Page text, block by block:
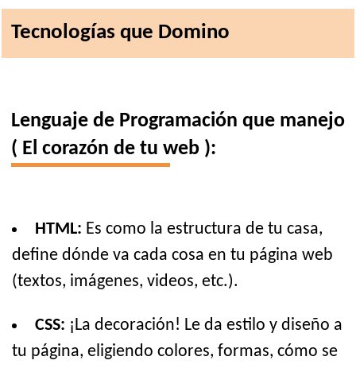
Tecnologías que Domino
Lenguaje de Programación que manejo
( El corazón de tu web ):
HTML: Es como la estructura de tu casa,
define dónde va cada cosa en tu página web
(textos, imágenes, videos, etc.).
CSS: ¡La decoración! Le da estilo y diseño a
tu página, eligiendo colores, formas, cómo se